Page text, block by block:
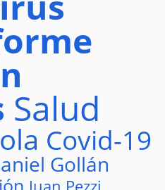
Salud
Covid-19
Gollán
Juan Pezzi